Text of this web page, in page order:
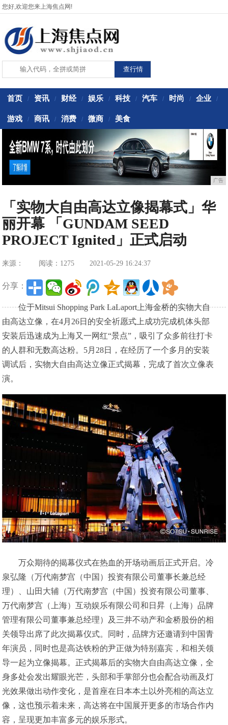
您好,欢迎您来上海焦点网!
首页 / 资讯 / 财经 / 娱乐 / 科技 / 汽车 / 时尚 / 企业 /
游戏 / 商讯 / 消费 / 微商 / 美食
广告
「实物大自由高达立像揭幕式」华
丽开幕 「GUNDAM SEED
PROJECT Ignited」正式启动
来源： 阅读：1275 2021-05-29 16:24:37
分享：
位于Mitsui Shopping Park LaLaport上海金桥的实物大自
由高达立像，在4月26日的安全祈愿式上成功完成机体头部
安装后迅速成为上海又一网红“景点”，吸引了众多前往打卡
的人群和无数高达粉。5月28日，在经历了一个多月的安装
调试后，实物大自由高达立像正式揭幕，完成了首次立像表
演。
万众期待的揭幕仪式在热血的开场动画后正式开启。冷
泉弘隆（万代南梦宫（中国）投资有限公司董事长兼总经
理）、山田大辅（万代南梦宫（中国）投资有限公司董事、
万代南梦宫（上海）互动娱乐有限公司和日昇（上海）品牌
管理有限公司董事兼总经理）及三井不动产和金桥股份的相
关领导出席了此次揭幕仪式。同时，品牌方还邀请到中国青
年演员，同时也是高达铁粉的尹正做为特别嘉宾，和相关领
导一起为立像揭幕。正式揭幕后的实物大自由高达立像，全
身多处会发出耀眼光芒，头部和手掌部分也会配合动画及灯
光效果做出动作变化，是首座在日本本土以外亮相的高达立
像，这也预示着未来，高达将在中国展开更多的市场合作内
容，呈现更加丰富多元的娱乐形式。